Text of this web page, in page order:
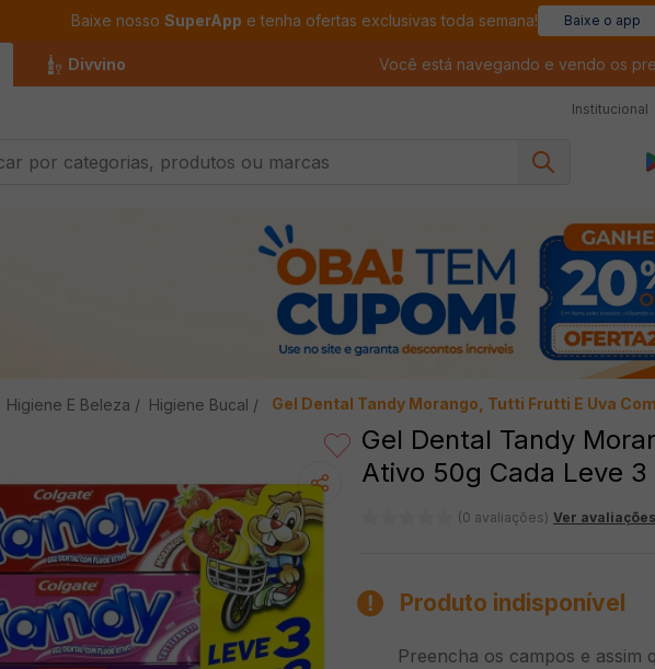
Baixe nosso SuperApp e tenha ofertas exclusivas toda semana! Baixe o app
Divvino Você está navegando e vendo os
Institucional
Queijo
Pão
Papel Higienico
Macarrão
Ovo
Higiene E Beleza Higiene Bucal Gel Dental Tandy Morango, Tutti Frutti E Uva
Gel Dental Tandy
Ativo 50g Cada Leve
(0 avaliações) Ver avaliações
Produto indisponível
Preencha os campos e assim